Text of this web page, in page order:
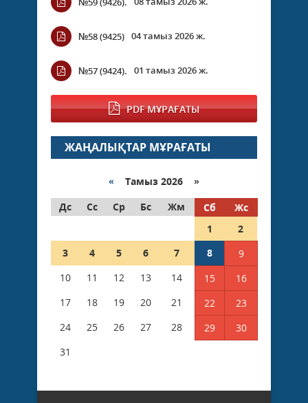
№58 (9425) 04 тамыз 2026 ж.
№57 (9424). 01 тамыз 2026 ж.
PDF МҰРАҒАТЫ
ЖАҢАЛЫҚТАР МҰРАҒАТЫ
« Тамыз 2026 »
Дс
Сс Ср Бс Жм Сб
Жс
1
2
3
4 5 6 7 8
9
10
11 12 13 14 15
16
17
18 19 20 21 22
23
24
25 26 27 28 29
30
31